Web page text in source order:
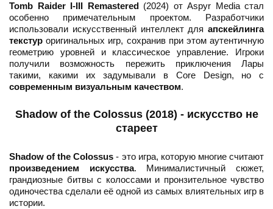
Tomb Raider I-III Remastered(2024) от Aspyr Media стал
особенно примечательным проектом. Разработчики
использовали искусственный интеллект для апскейлинга
текстур оригинальных игр, сохранив при этом аутентичную
геометрию уровней и классическое управление. Игроки
получили возможность пережить приключения Лары
такими, какими их задумывали в Core Design, но с
современным визуальным качеством.
Shadow of the Colossus (2018) - искусство не
стареет
Shadow of the Colossus - это игра, которую многие считают
произведением искусства. Минималистичный сюжет,
грандиозные битвы с колоссами и пронзительное чувство
одиночества сделали её одной из самых влиятельных игр в
истории.